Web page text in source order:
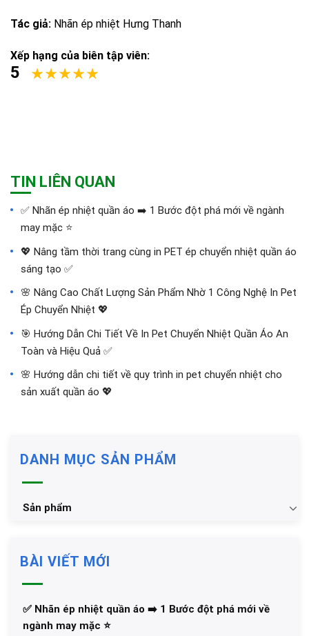
Tác giả: Nhãn ép nhiệt Hưng Thanh
Xếp hạng của biên tập viên:
5
TIN LIÊN QUAN
✅‪ Nhãn ép nhiệt quần áo ➡️ 1 Bước đột phá mới về ngành
may mặc ⭐️
💖 Nâng tầm thời trang cùng in PET ép chuyển nhiệt quần áo
sáng tạo ✅
🌸 Nâng Cao Chất Lượng Sản Phẩm Nhờ 1 Công Nghệ In Pet
Ép Chuyển Nhiệt 💖
🎯 Hướng Dẫn Chi Tiết Về In Pet Chuyển Nhiệt Quần Áo An
Toàn và Hiệu Quả ✅
🌸 Hướng dẫn chi tiết về quy trình in pet chuyển nhiệt cho
sản xuất quần áo 💖
DANH MỤC SẢN PHẨM
Sản phẩm
BÀI VIẾT MỚI
✅‪ Nhãn ép nhiệt quần áo ➡️ 1 Bước đột phá mới về
ngành may mặc ⭐️